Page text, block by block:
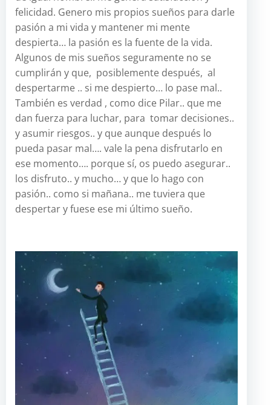
felicidad. Genero mis propios sueños para darle
pasión a mi vida y mantener mi mente
despierta… la pasión es la fuente de la vida.
Algunos de mis sueños seguramente no se
cumplirán y que, posiblemente después, al
despertarme .. si me despierto… lo pase mal..
También es verdad , como dice Pilar.. que me
dan fuerza para luchar, para tomar decisiones..
y asumir riesgos.. y que aunque después lo
pueda pasar mal…. vale la pena disfrutarlo en
ese momento…. porque sí, os puedo asegurar..
los disfruto.. y mucho… y que lo hago con
pasión.. como si mañana.. me tuviera que
despertar y fuese ese mi último sueño.